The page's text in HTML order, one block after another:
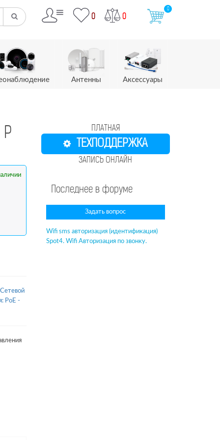
0 0
0
Антенны Аксессуары
Сетевой
PoE -
ПЛАТНАЯ
ТЕХПОДДЕРЖКА
ЗАПИСЬ ОНЛАЙН
Последнее в форуме
Задать вопрос
Wifi sms авторизация (идентификация)
Spot4. Wifi Авторизация по звонку.